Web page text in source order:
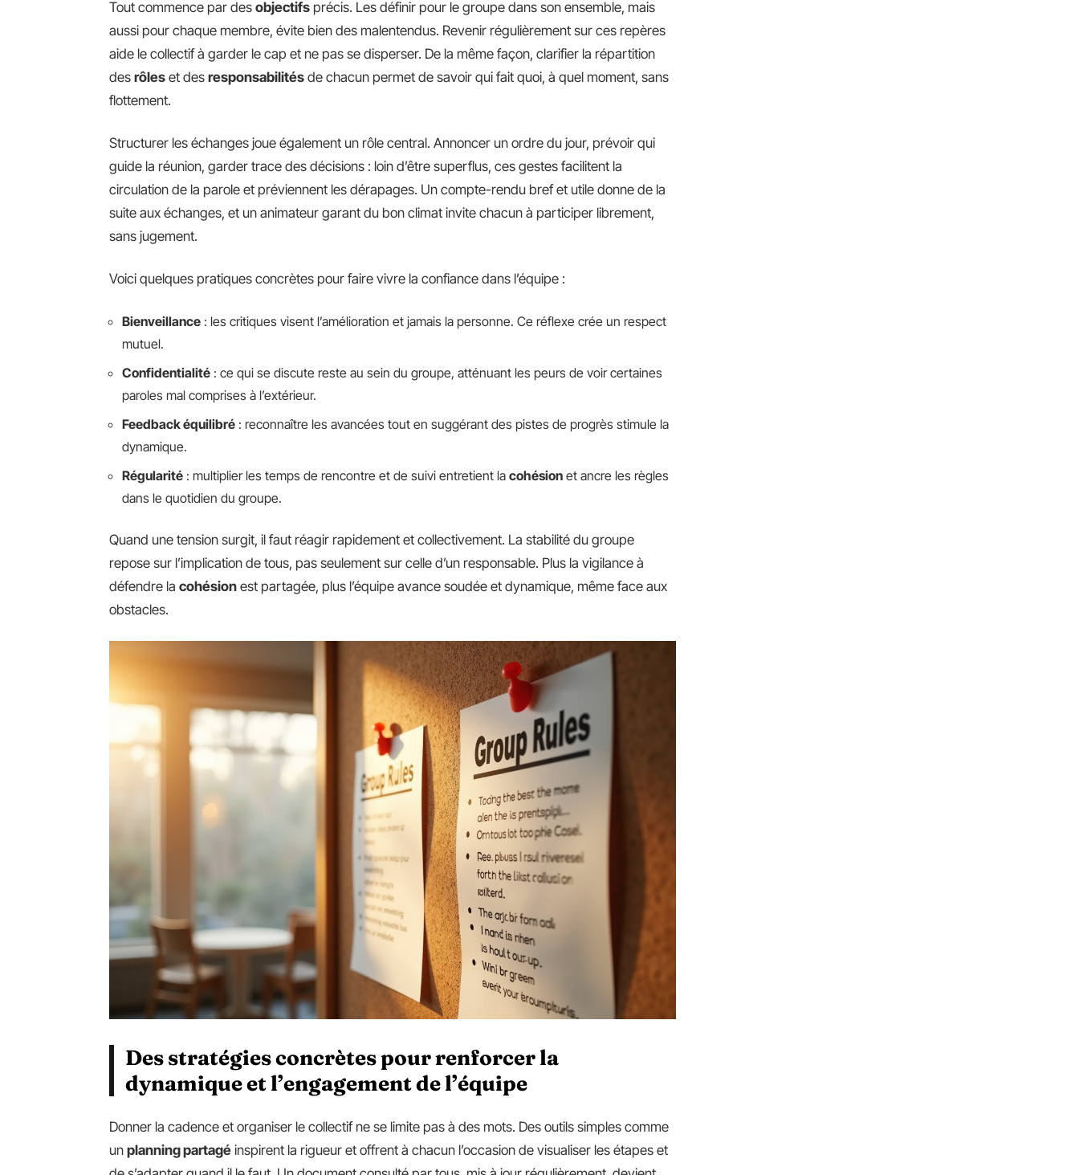
Tout commence par des objectifs précis. Les définir pour le groupe dans son ensemble, mais
aussi pour chaque membre, évite bien des malentendus. Revenir régulièrement sur ces repères
aide le collectif à garder le cap et ne pas se disperser. De la même façon, clarifier la répartition
des rôles et des responsabilités de chacun permet de savoir qui fait quoi, à quel moment, sans
flottement.
Structurer les échanges joue également un rôle central. Annoncer un ordre du jour, prévoir qui
guide la réunion, garder trace des décisions : loin d’être superflus, ces gestes facilitent la
circulation de la parole et préviennent les dérapages. Un compte-rendu bref et utile donne de la
suite aux échanges, et un animateur garant du bon climat invite chacun à participer librement,
sans jugement.
Voici quelques pratiques concrètes pour faire vivre la confiance dans l’équipe :
Bienveillance : les critiques visent l’amélioration et jamais la personne. Ce réflexe crée un respect
mutuel.
Confidentialité : ce qui se discute reste au sein du groupe, atténuant les peurs de voir certaines
paroles mal comprises à l’extérieur.
Feedback équilibré : reconnaître les avancées tout en suggérant des pistes de progrès stimule la
dynamique.
Régularité : multiplier les temps de rencontre et de suivi entretient la cohésion et ancre les règles
dans le quotidien du groupe.
Quand une tension surgit, il faut réagir rapidement et collectivement. La stabilité du groupe
repose sur l’implication de tous, pas seulement sur celle d’un responsable. Plus la vigilance à
défendre la cohésion est partagée, plus l’équipe avance soudée et dynamique, même face aux
obstacles.
Des stratégies concrètes pour renforcer la
dynamique et l’engagement de l’équipe
Donner la cadence et organiser le collectif ne se limite pas à des mots. Des outils simples comme
un planning partagé inspirent la rigueur et offrent à chacun l’occasion de visualiser les étapes et